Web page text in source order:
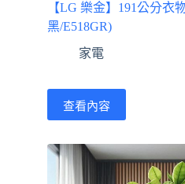
【LG 樂金】191公分衣
黑/E518GR)
家電
查看內容